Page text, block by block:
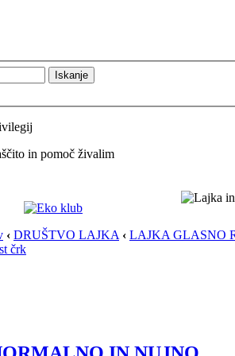
in pomoč živalim
‹ DRUŠTVO LAJKA ‹ LAJKA GLASNO
črk